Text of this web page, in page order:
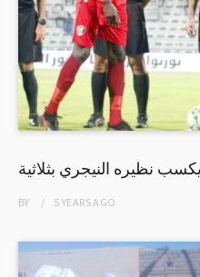
نظيره النيجري بثلاثية
BY 5 YEARSAGO